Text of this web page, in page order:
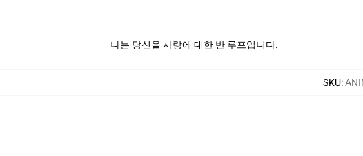
나는 당신을 사랑에 대한 반 루프입니다.
SKU: